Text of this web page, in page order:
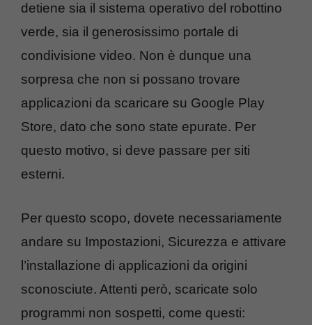
detiene sia il sistema operativo del robottino
verde, sia il generosissimo portale di
condivisione video. Non è dunque una
sorpresa che non si possano trovare
applicazioni da scaricare su Google Play
Store, dato che sono state epurate. Per
questo motivo, si deve passare per siti
esterni.
Per questo scopo, dovete necessariamente
andare su Impostazioni, Sicurezza e attivare
l’installazione di applicazioni da origini
sconosciute. Attenti però, scaricate solo
programmi non sospetti, come questi: